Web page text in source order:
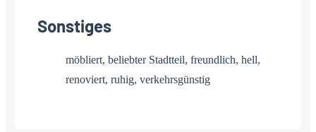
Sonstiges
möbliert, beliebter Stadtteil, freundlich, hell,
renoviert, ruhig, verkehrsgünstig